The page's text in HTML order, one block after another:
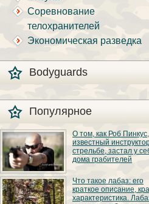
Соревнование
телохранителей
Экономическая разведка
Bodyguards
Популярное
О том, как Роб Пинкус,
известный
стрельбе, застал у
дома грабителей
Вот вы всё говорите:
«В США круто, там
можно любого
постороннего в своём
Что такое лабаз: его
краткое описание,
характеристика.